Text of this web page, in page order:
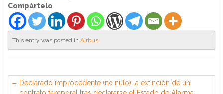
Compártelo
This entry was posted in Airbus.
Declarado improcedente (no nulo) la extinción de un